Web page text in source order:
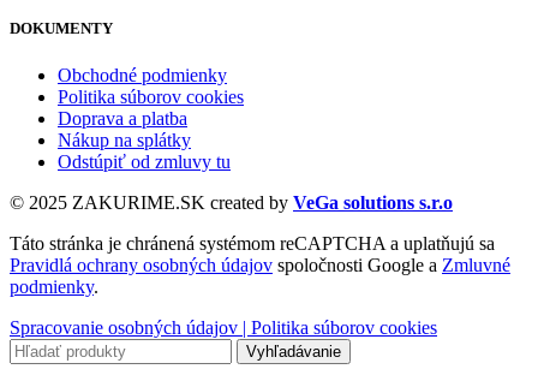
DOKUMENTY
Obchodné podmienky
Politika súborov cookies
Doprava a platba
Nákup na splátky
Odstúpiť od zmluvy tu
© 2025 ZAKURIME.SK created by VeGa solutions s.r.o
Táto stránka je chránená systémom reCAPTCHA a uplatňujú sa
Pravidlá ochrany osobných údajov spoločnosti Google a Zmluvné
podmienky.
Spracovanie osobných údajov | Politika súborov cookies
Vyhľadávanie